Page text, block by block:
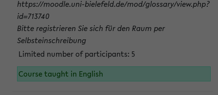
https://moodle.uni-bielefeld.de/mod/glossary/view.php?
id=713740
Bitte registrieren Sie sich für den Raum per
Selbsteinschreibung
Limited number of participants: 5
Course taught in English